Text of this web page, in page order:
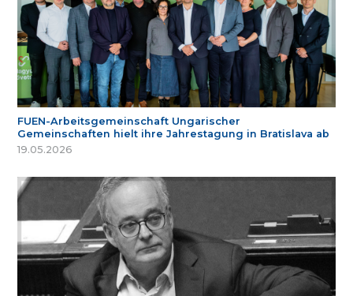
FUEN-Arbeitsgemeinschaft Ungarischer
Gemeinschaften hielt ihre Jahrestagung in Bratislava ab
19.05.2026